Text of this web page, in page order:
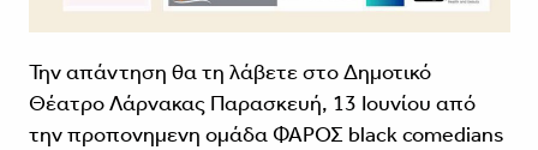
Την απάντηση θα τη λάβετε στο Δημοτικό
Θέατρο Λάρνακας Παρασκευή, 13 Ιουνίου από
την προπονημενη ομάδα ΦΑΡΟΣ black comedians